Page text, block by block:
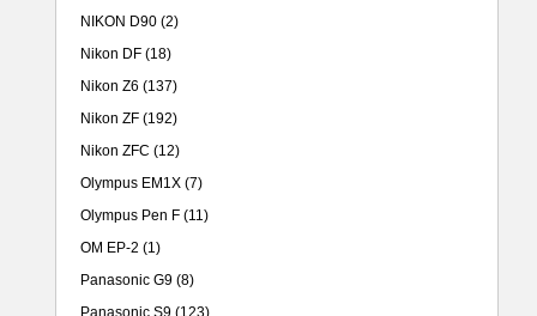
NIKON D90 (2)
Nikon DF (18)
Nikon Z6 (137)
Nikon ZF (192)
Nikon ZFC (12)
Olympus EM1X (7)
Olympus Pen F (11)
OM EP-2 (1)
Panasonic G9 (8)
Panasonic S9 (123)